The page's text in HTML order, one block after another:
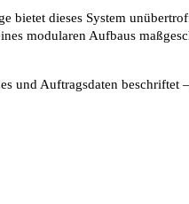
bietet dieses System
modularen Aufbaus
und Auftragsdaten